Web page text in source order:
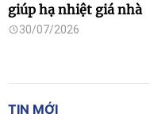
giúp hạ nhiệt giá nhà
30/07/2026
TIN MỚI